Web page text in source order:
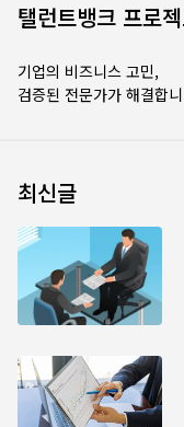
탤런트뱅크 프로
기업의 비즈니스 고민,
검증된 전문가가 해결합
최신글